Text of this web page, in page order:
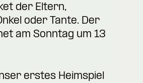
der Eltern,
oder Tante. Der
am Sonntag um 13
erstes Heimspiel